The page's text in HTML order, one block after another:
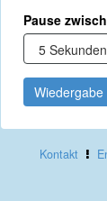
Pause
Wiedergabe
Kontakt